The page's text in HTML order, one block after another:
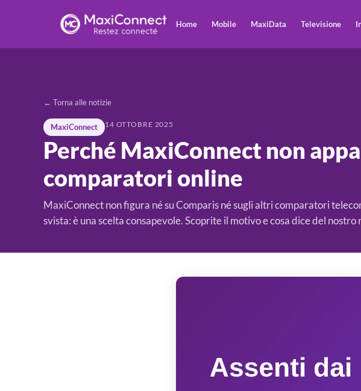
Home Mobile MaxiData Televisione
← Torna alle notizie
MaxiConnect 14 OTTOBRE 2025
Perché MaxiConnect non
comparatori online
MaxiConnect non figura né su Comparis né sugli altri comparatori
svista: è una scelta consapevole. Scoprite il motivo e cosa dice del nostro